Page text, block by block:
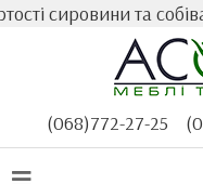
та
(068)772-27-25